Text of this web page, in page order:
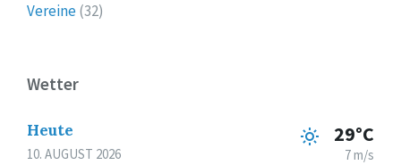
Vereine(32)
Wetter
Heute
10. AUGUST 2026
29°C
7 m/s